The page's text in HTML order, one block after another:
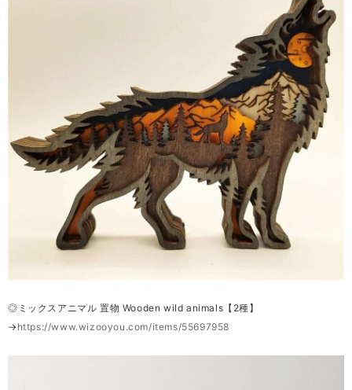
◎ミックスアニマル 置物 Wooden wild animals【2種】
→ https://www.wizooyou.com/items/55697958